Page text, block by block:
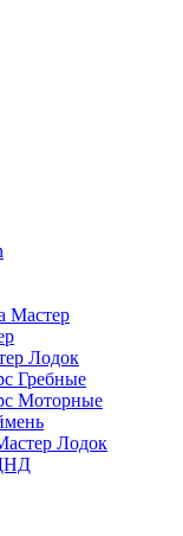
Мастер
Лодок
Гребные
Моторные
Лодок